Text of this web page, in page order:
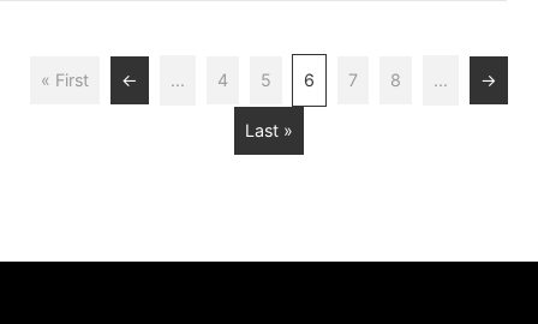
« First ← ... 4 5 6 7 8 ... →
Last »